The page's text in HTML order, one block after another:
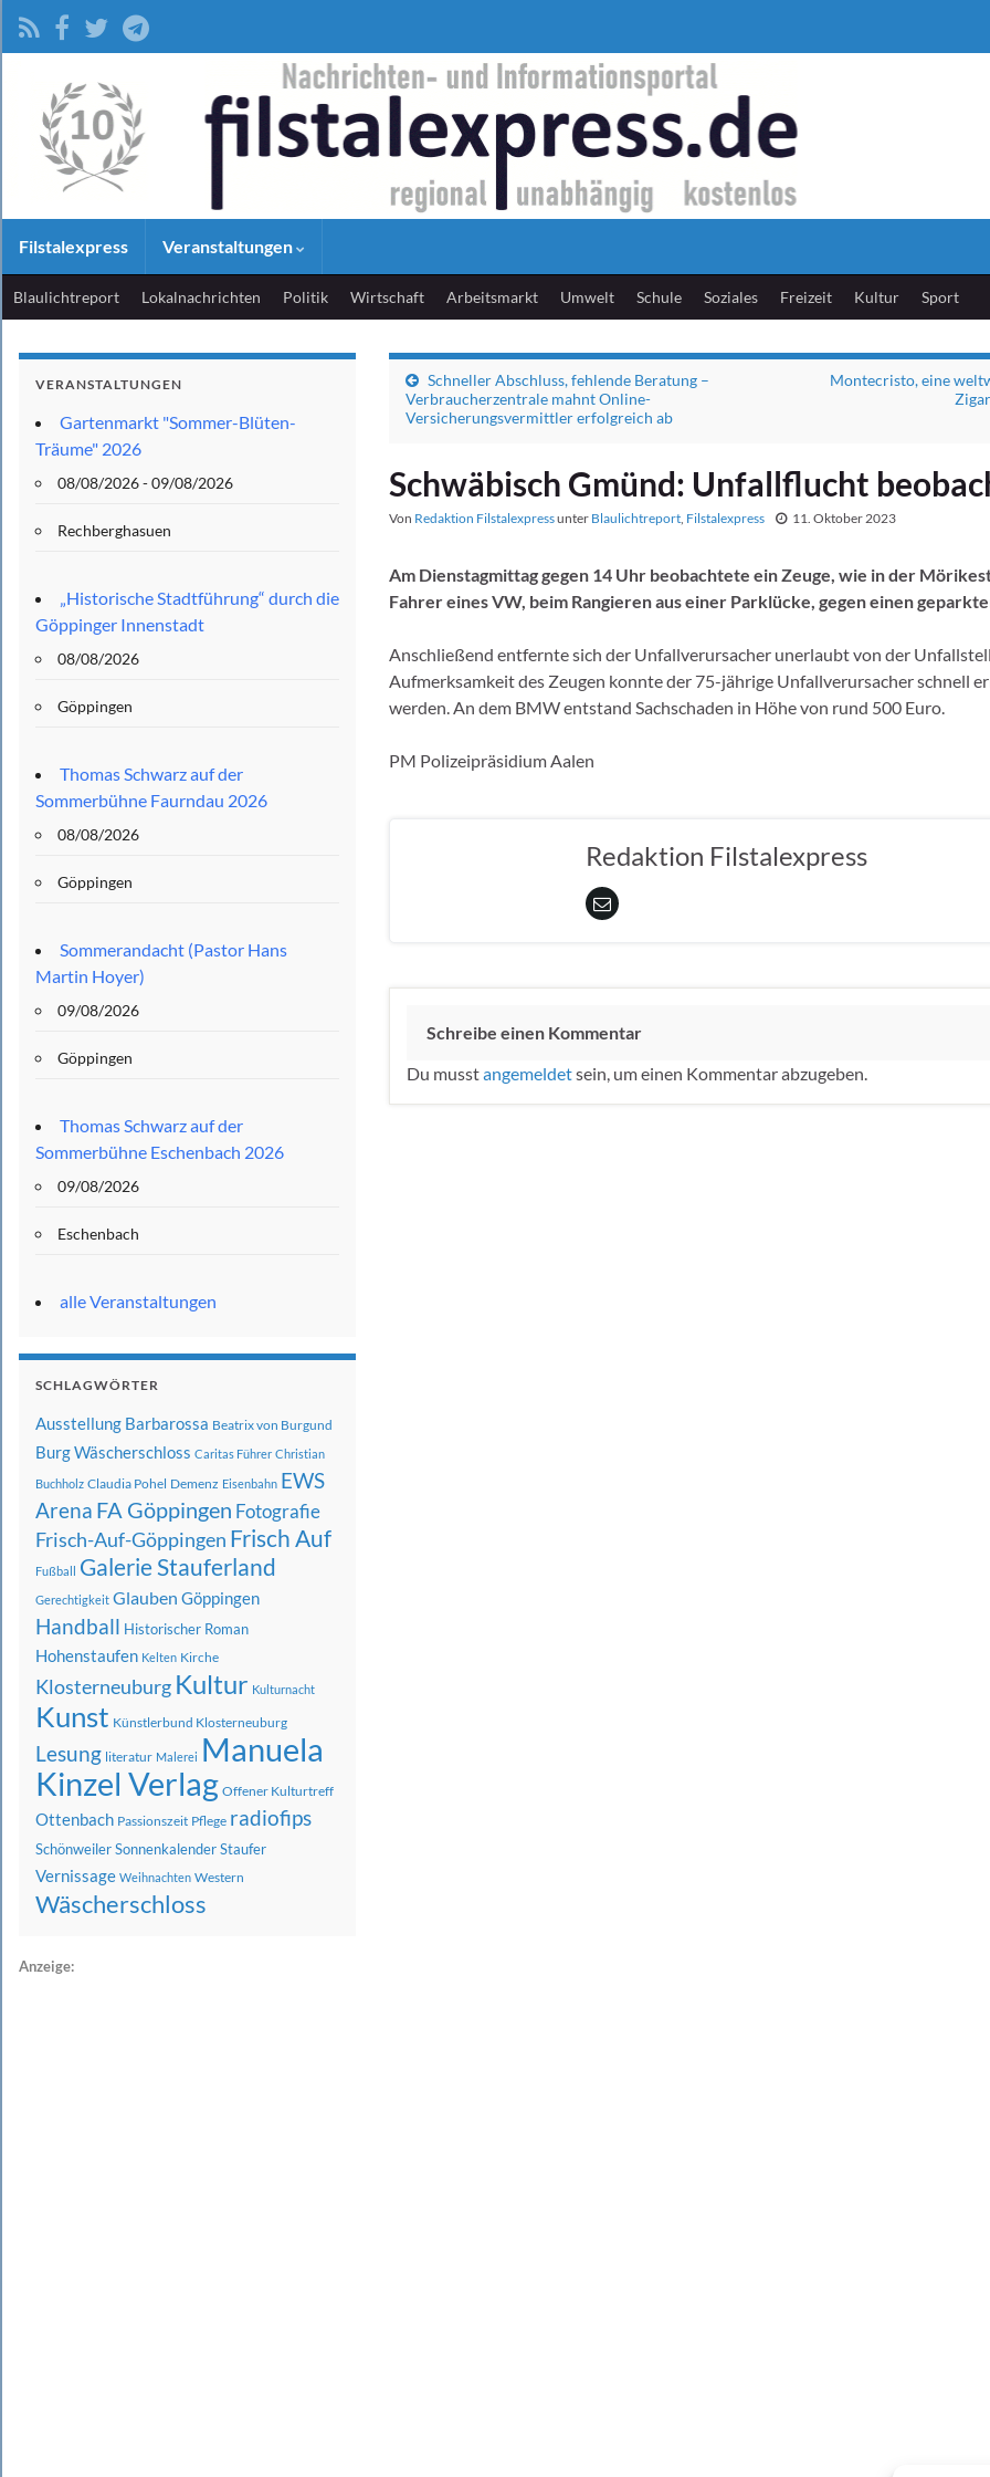
Filstalexpress Veranstaltungen
Blaulichtreport Lokalnachrichten Politik Wirtschaft Arbeitsmarkt Umwelt Schule Soziales Freizeit Kultur Sport
Schneller Abschluss, fehlende Beratung –
Verbraucherzentrale mahnt Online-
Versicherungsvermittler erfolgreich ab
Montecristo, eine
Schwäbisch Gmünd: Unfallflucht
Von Redaktion Filstalexpressunter Blaulichtreport, Filstalexpress 11. Oktober 2023
Am Dienstagmittag gegen 14 Uhr beobachtete ein Zeuge, wie in der
Fahrer eines VW, beim Rangieren aus einer Parklücke, gegen einen
Anschließend entfernte sich der Unfallverursacher unerlaubt von der
Aufmerksamkeit des Zeugen konnte der 75-jährige Unfallverursacher schnell
werden. An dem BMW entstand Sachschaden in Höhe von rund 500 Euro.
PM Polizeipräsidium Aalen
Redaktion Filstalexpress
Schreibe einen Kommentar
Du musstangemeldetsein, um einen Kommentar abzugeben.
VERANSTALTUNGEN
Gartenmarkt "Sommer-Blüten-
Träume" 2026
08/08/2026 - 09/08/2026
Rechberghasuen
„Historische Stadtführung“ durch die
Göppinger Innenstadt
08/08/2026
Göppingen
Thomas Schwarz auf der
Sommerbühne Faurndau 2026
08/08/2026
Göppingen
Sommerandacht (Pastor Hans
Martin Hoyer)
09/08/2026
Göppingen
Thomas Schwarz auf der
Sommerbühne Eschenbach 2026
09/08/2026
Eschenbach
alle Veranstaltungen
SCHLAGWÖRTER
Ausstellung Barbarossa Beatrix von Burgund
Burg Wäscherschloss Caritas Führer Christian
Buchholz Claudia Pohel Demenz Eisenbahn EWS
Arena FA Göppingen Fotografie
Frisch-Auf-Göppingen Frisch Auf
Fußball Galerie Stauferland
Gerechtigkeit Glauben Göppingen
Handball Historischer Roman
Hohenstaufen Kelten Kirche
Klosterneuburg Kultur Kulturnacht
Kunst Künstlerbund Klosterneuburg
Lesung literatur Malerei Manuela
Kinzel Verlag Offener Kulturtreff
Ottenbach Passionszeit Pflege radiofips
SchönweilerSonnenkalenderStaufer
Vernissage Weihnachten Western
Wäscherschloss
Anzeige: